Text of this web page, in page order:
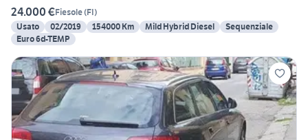
24.000 €Fiesole(FI)
Usato
02/2019 154000 Km Mild Hybrid Diesel
Sequenziale
Euro 6d-TEMP